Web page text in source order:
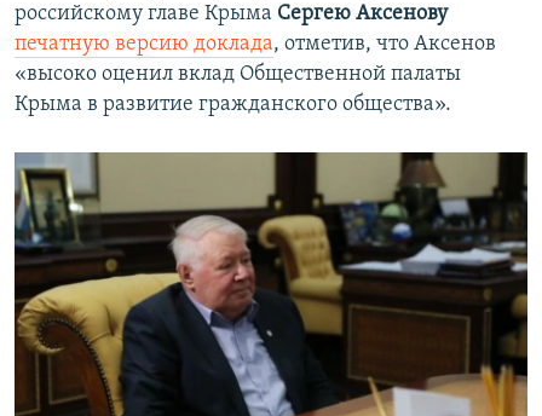
российскому главе Крыма Сергею Аксенову
печатную версию доклада, отметив, что Аксенов
«высоко оценил вклад Общественной палаты
Крыма в развитие гражданского общества».